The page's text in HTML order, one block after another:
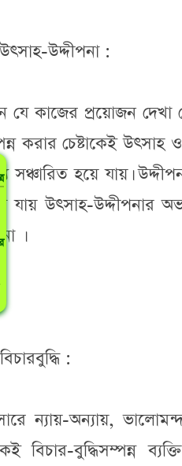
উদ্দীপনা :
যে কাজের প্রয়োজন দেখা
করার চেষ্টাকেই
সঞ্চারিত হয়ে যায়।
যায় উৎসাহ-উদ্দীপনার
।
:
ন্যায়-অন্যায়,
বিচার-বুদ্ধিসম্পন্ন